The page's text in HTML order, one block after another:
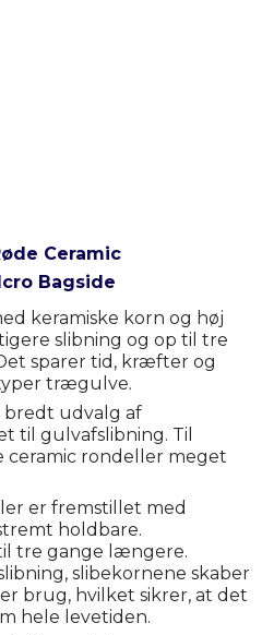
Ceramic
Bagside
keramiske korn og høj
slibning og op til tre
sparer tid, kræfter og
trægulve.
udvalg af
til gulvafslibning. Til
ceramic rondeller meget
er fremstillet med
holdbare.
tre gange længere.
slibekornene skaber
brug, hvilket sikrer, at det
hele levetiden.